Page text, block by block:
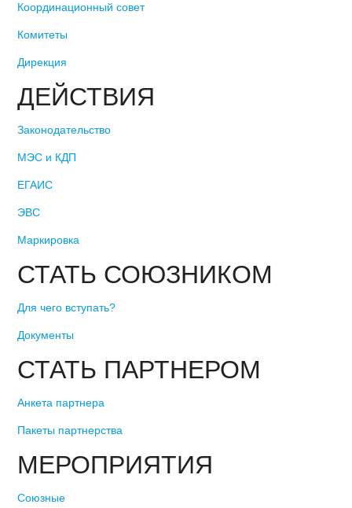
Координационный совет
Комитеты
Дирекция
ДЕЙСТВИЯ
Законодательство
МЭС и КДП
ЕГАИС
ЭВС
Маркировка
СТАТЬ СОЮЗНИКОМ
Для чего вступать?
Документы
СТАТЬ ПАРТНЕРОМ
Анкета партнера
Пакеты партнерства
МЕРОПРИЯТИЯ
Союзные